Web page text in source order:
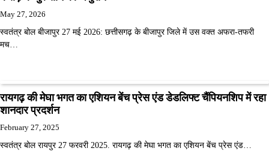
May 27, 2026
स्वतंत्र बोल बीजापुर 27 मई 2026: छत्तीसगढ़ के बीजापुर जिले में उस वक्त अफरा-तफरी
मच…
रायगढ़ की मेघा भगत का एशियन बेंच प्रेस एंड डेडलिफ्ट चैंपियनशिप में रहा
शानदार प्रदर्शन
February 27, 2025
स्वतंत्र बोल रायपुर 27 फरवरी 2025. रायगढ़ की मेघा भगत का एशियन बेंच प्रेस एंड…